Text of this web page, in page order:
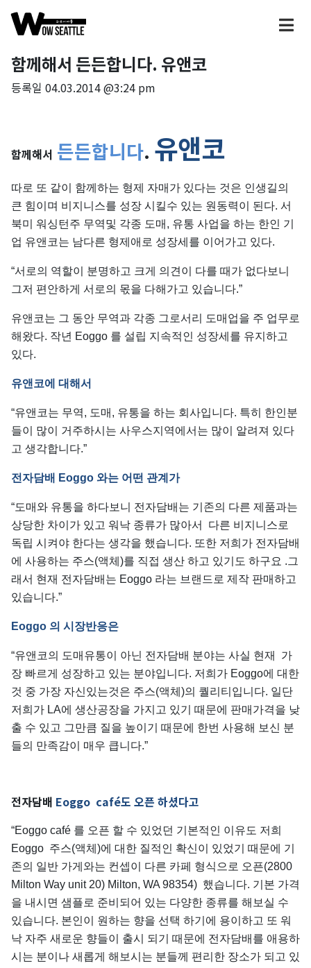
함께해서 든든합니다. 유앤코
등록일 04.03.2014 @3:24 pm
함께해서 든든합니다. 유앤코
따로 또 같이 함께하는 형제 자매가 있다는 것은 인생길의
큰 힘이며 비지니스를 성장 시킬수 있는 원동력이 된다. 서
북미 워싱턴주 무역및 각종 도매, 유통 사업을 하는 한인 기
업 유앤코는 남다른 형제애로 성장세를 이어가고 있다.
“서로의 역할이 분명하고 크게 의견이 다를 때가 없다보니
그저 편안하게 서로의 몫을 다해가고 있습니다.”
유앤코는 그 동안 무역과 각종 그로서리 도매업을 주 업무로
해왔다. 작년 Eoggo 를 설립 지속적인 성장세를 유지하고
있다.
유앤코에 대해서
“유앤코는 무역, 도매, 유통을 하는 회사입니다. 특히 한인분
들이 많이 거주하시는 사우스지역에서는 많이 알려져 있다
고 생각합니다.”
전자담배 Eoggo 와는 어떤 관계가
“도매와 유통을 하다보니 전자담배는 기존의 다른 제품과는
상당한 차이가 있고 워낙 종류가 많아서 다른 비지니스로
독립 시켜야 한다는 생각을 했습니다. 또한 저희가 전자담배
에 사용하는 주스(액체)를 직접 생산 하고 있기도 하구요 .그
래서 현재 전자담배는 Eoggo 라는 브랜드로 제작 판매하고
있습니다.”
Eoggo 의 시장반응은
“유앤코의 도매유통이 아닌 전자담배 분야는 사실 현재 가
장 빠르게 성장하고 있는 분야입니다. 저희가 Eoggo에 대한
것 중 가장 자신있는것은 주스(액체)의 퀄리티입니다. 일단
저희가 LA에 생산공장을 가지고 있기 때문에 판매가격을 낮
출 수 있고 그만큼 질을 높이기 때문에 한번 사용해 보신 분
들의 만족감이 매우 큽니다.”
전자담배 Eoggo café도 오픈 하셨다고
“Eoggo café 를 오픈 할 수 있었던 기본적인 이유도 저희
Eoggo 주스(액체)에 대한 질적인 확신이 있었기 때문에 기
존의 일반 가게와는 컨셉이 다른 카페 형식으로 오픈(2800
Milton Way unit 20) Milton, WA 98354) 했습니다. 기본 가격
을 내시면 샘플로 준비되어 있는 다양한 종류를 해보실 수
있습니다. 본인이 원하는 향을 선택 하기에 용이하고 또 워
낙 자주 새로운 향들이 출시 되기 때문에 전자담배를 애용하
시는 분이나 새롭게 해보시는 분들께 편리한 장소가 되고 있